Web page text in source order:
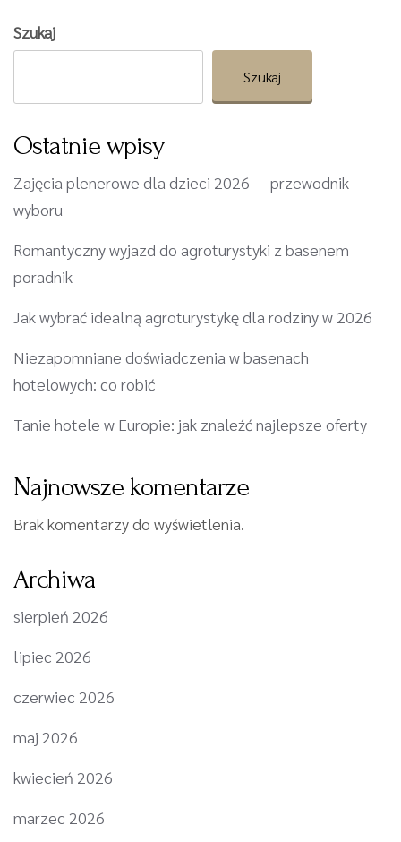
Szukaj
Szukaj
Ostatnie wpisy
Zajęcia plenerowe dla dzieci 2026 — przewodnik
wyboru
Romantyczny wyjazd do agroturystyki z basenem
poradnik
Jak wybrać idealną agroturystykę dla rodziny w 2026
Niezapomniane doświadczenia w basenach
hotelowych: co robić
Tanie hotele w Europie: jak znaleźć najlepsze oferty
Najnowsze komentarze
Brak komentarzy do wyświetlenia.
Archiwa
sierpień 2026
lipiec 2026
czerwiec 2026
maj 2026
kwiecień 2026
marzec 2026